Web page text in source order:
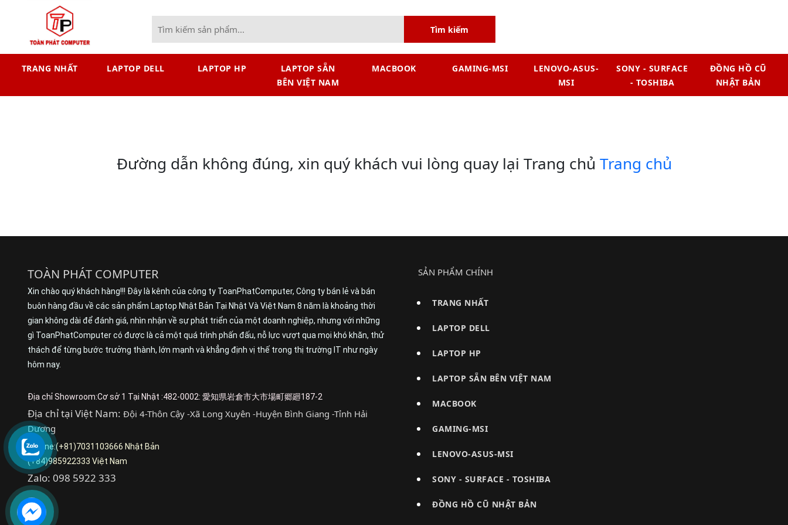
Tìm kiếm
TRANG NHẤT LAPTOP DELL LAPTOP HP
LAPTOP SẴN
BÊN VIỆT NAM
MACBOOK GAMING-MSI
LENOVO-ASUS-
MSI
SONY - SURFACE
- TOSHIBA
ĐỒNG HỒ CŨ
NHẬT BẢN
Đường dẫn không đúng, xin quý khách vui lòng quay lại Trang chủ Trang chủ
TOÀN PHÁT COMPUTER
Xin chào quý khách hàng!!! Đây là kênh của công ty ToanPhatComputer, Công ty bán lẻ và bán
buôn hàng đầu về các sản phẩm Laptop Nhật Bản Tại Nhật Và Việt Nam 8 năm là khoảng thời
gian không dài để đánh giá, nhìn nhận về sự phát triển của một doanh nghiệp, nhưng với những
gì ToanPhatComputer có được là cả một quá trình phấn đấu, nỗ lực vượt qua mọi khó khăn, thử
thách để từng bước trưởng thành, lớn mạnh và khẳng định vị thế trong thị trường IT như ngày
hôm nay.
Địa chỉ Showroom:Cơ sở 1 Tại Nhật :482-0002: 愛知県岩倉市大市場町郷廻187-2
Địa chỉ tại Việt Nam: Đội 4-Thôn Cậy -Xã Long Xuyên -Huyện Bình Giang -Tỉnh Hải
Dương
Hotline:(+81)7031103666 Nhật Bản
(+84)985922333 Việt Nam
Zalo: 098 5922 333
SẢN PHẨM CHÍNH
TRANG NHẤT
LAPTOP DELL
LAPTOP HP
LAPTOP SẴN BÊN VIỆT NAM
MACBOOK
GAMING-MSI
LENOVO-ASUS-MSI
SONY - SURFACE - TOSHIBA
ĐỒNG HỒ CŨ NHẬT BẢN